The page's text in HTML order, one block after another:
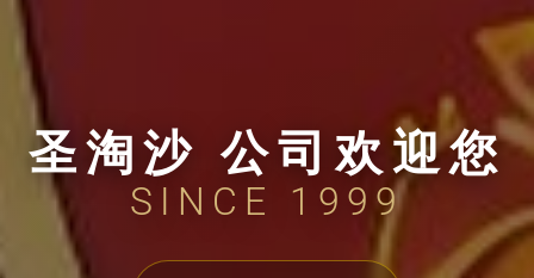
圣淘沙 公司欢迎您
SINCE 1999